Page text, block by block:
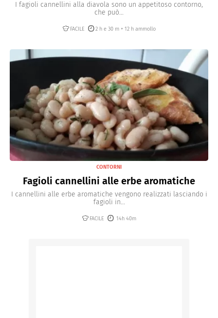
I fagioli cannellini alla diavola sono un appetitoso contorno,
che può...
FACILE 2 h e 30 m + 12 h ammollo
CONTORNI
Fagioli cannellini alle erbe aromatiche
I cannellini alle erbe aromatiche vengono realizzati lasciando i
fagioli in...
FACILE 14h 40m